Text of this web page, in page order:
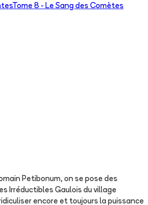
Tome 8 - Le Sang des Comètes
Petibonum, on se pose des
Irréductibles Gaulois du village
encore et toujours la puissance